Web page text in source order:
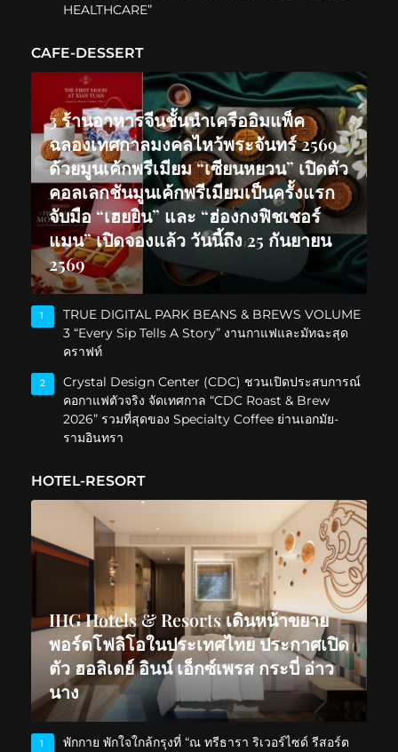
HEALTHCARE”
CAFE-DESSERT
3 ร้านอาหารจีนชั้นนำเครืออิมแพ็ค
ฉลองเทศกาลมงคลไหว้พระจันทร์ 2569
ด้วยมูนเค้กพรีเมียม “เซียนหยวน” เปิดตัว
คอลเลกชันมูนเค้กพรีเมียมเป็นครั้งแรก
จับมือ “เฮยยิน” และ “ฮ่องกงฟิชเชอร์
แมน” เปิดจองแล้ว วันนี้ถึง 25 กันยายน
2569
1
TRUE DIGITAL PARK BEANS & BREWS VOLUME
3 “Every Sip Tells A Story” งานกาแฟและมัทฉะสุด
คราฟท์
2
Crystal Design Center (CDC) ชวนเปิดประสบการณ์
คอกาแฟตัวจริง จัดเทศกาล “CDC Roast & Brew
2026” รวมที่สุดของ Specialty Coffee ย่านเอกมัย-
รามอินทรา
HOTEL-RESORT
IHG Hotels & Resorts เดินหน้าขยาย
พอร์ตโฟลิโอในประเทศไทย ประกาศเปิด
ตัว ฮอลิเดย์ อินน์ เอ็กซ์เพรส กระบี่ อ่าว
นาง
1
พักกาย พักใจใกล้กรุงที่ “ณ ทรีธารา ริเวอร์ไซด์ รีสอร์ต